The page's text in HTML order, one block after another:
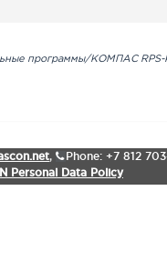
программы/КОМПАС RPS-
, Phone: +7 812
Personal Data Policy